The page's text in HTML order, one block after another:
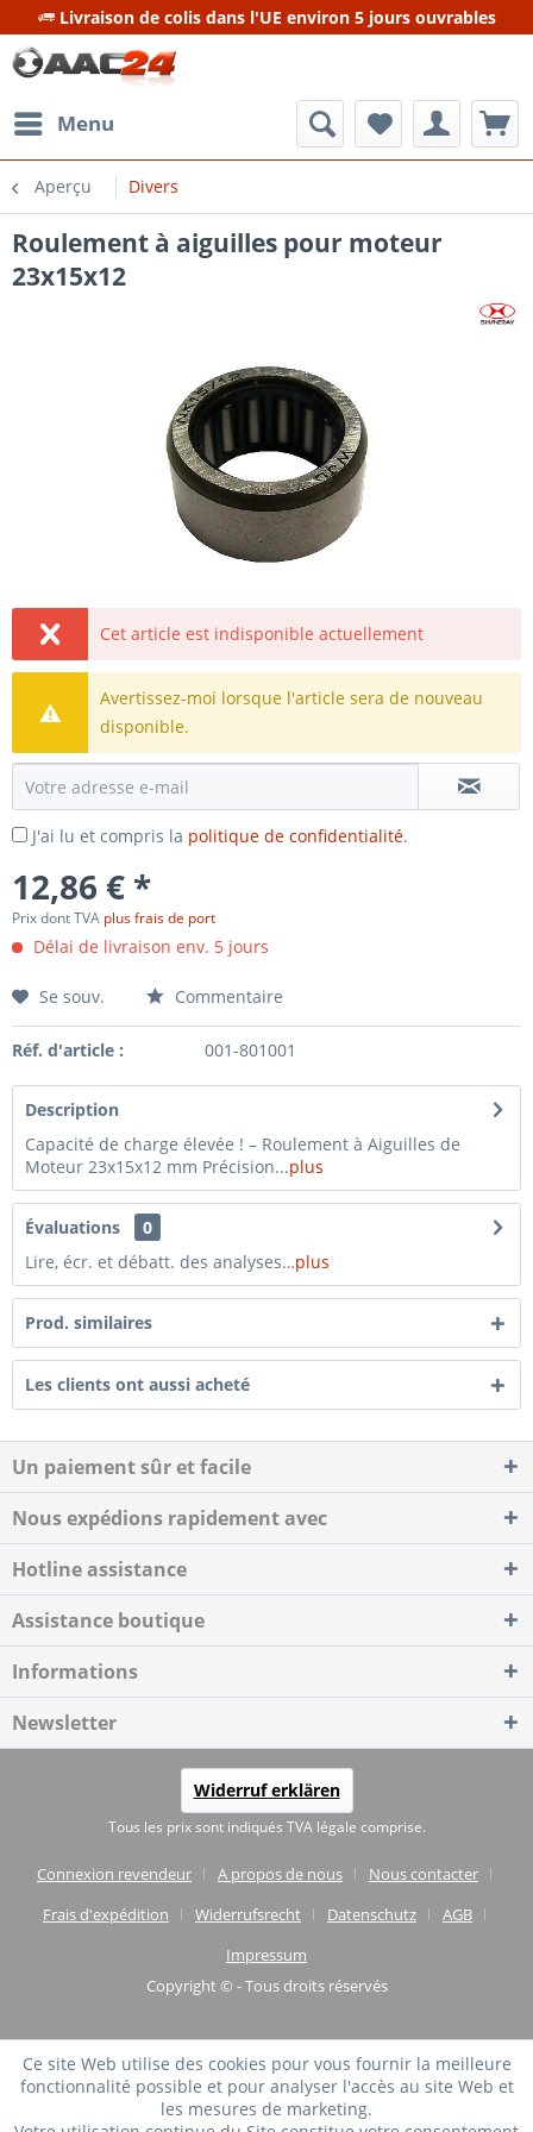
Livraison de colis dans l'UE environ 5 jours ouvrables
Menu
Aperçu Divers
Roulement à aiguilles pour moteur
23x15x12
Cet article est indisponible actuellement
Avertissez-moi lorsque l'article sera de nouveau
disponible.
J'ai lu et compris la politique de confidentialité.
12,86 € *
Prix dont TVA plus frais de port
Délai de livraison env. 5 jours
Se souv. Commentaire
Réf. d'article : 001-801001
Description
Capacité de charge élevée ! – Roulement à Aiguilles de
Moteur 23x15x12 mm Précision...plus
Évaluations
0
Lire, écr. et débatt. des analyses…plus
Prod. similaires
Les clients ont aussi acheté
Un paiement sûr et facile
Nous expédions rapidement avec
Hotline assistance
Assistance boutique
Informations
Newsletter
Widerruf erklären
Tous les prix sont indiqués TVA légale comprise.
Connexion revendeur A propos de nous
Nous contacter
Frais d'expédition
Widerrufsrecht Datenschutz
AGB
Impressum
Copyright © - Tous droits réservés
Ce site Web utilise des cookies pour vous fournir la meilleure
fonctionnalité possible et pour analyser l'accès au site Web et
les mesures de marketing.